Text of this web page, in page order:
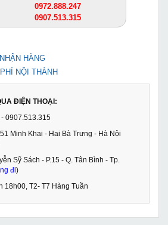
0972.888.247
0907.513.315
HÀNG
NỘI THÀNH
ĐIỆN THOẠI:
0907.513.315
Minh Khai - Hai Bà Trưng - Hà Nội
Sỹ Sách - P.15 - Q. Tân Bình - Tp.
đi)
18h00, T2- T7 Hàng Tuần